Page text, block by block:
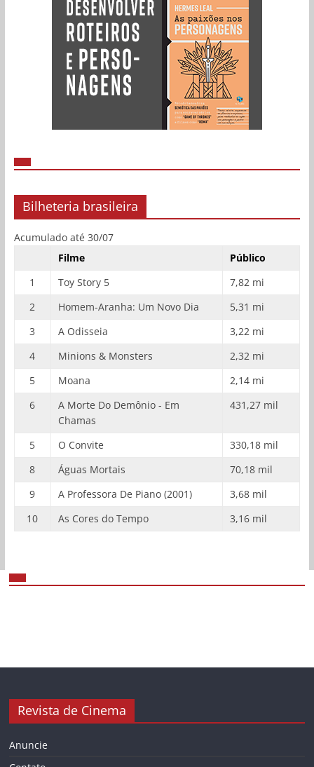
Bilheteria brasileira
Acumulado até 30/07
Filme
Público
1
Toy Story 5
7,82 mi
2
Homem-Aranha: Um Novo Dia
5,31 mi
3
A Odisseia
3,22 mi
4
Minions & Monsters
2,32 mi
5
Moana
2,14 mi
6
A Morte Do Demônio - Em
Chamas
431,27 mil
5 O Convite
330,18 mil
8
Águas Mortais
70,18 mil
9
A Professora De Piano (2001)
3,68 mil
10
As Cores do Tempo 3,16 mil
Revista de Cinema
Anuncie